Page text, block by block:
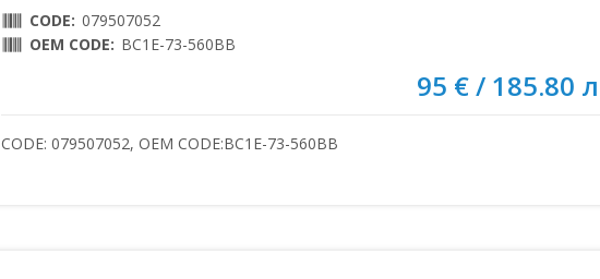
CODE: 079507052
OEM CODE: BC1E-73-560BB
95 € / 185.80
CODE: 079507052, OEM CODE:BC1E-73-560BB